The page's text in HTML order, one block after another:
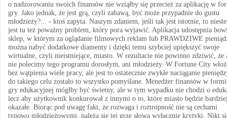
o nadzorowaniu swoich finansów nie wziąłby się przecież za aplikację w
gry. Jako jednak, że jest grą, czyli zabawą, być może przypadnie do gustu
młodzieży?... - ktoś zapyta. Naszym zdaniem, jeśli tak jest istotnie, to
jest tu też poważny problem, który pora wyjawić. Aplikacja udostępnia
sklep, w którym za oglądanie filmowych reklam lub PRAWDZIWE
można nabyć dodatkowe diamenty i dzięki temu szybciej upiększyć swoje
wirtualne, czyli nieistniejące, miasto. W rezultacie nie powinno zdziwić, że
nie polecimy tego programu dorosłym, ani młodzieży. W Fortune City
bez wątpienia wiele pracy, ale jest to ostatecznie zwykłe naciąganie
do takiego celu zostało to wszystko pomyślane. Menedżer finansów w
gry edukacyjnej mógłby być świetny, ale w tym wypadku nie chodzi o
lecz aby użytkownik konkurował z innymi o to, które miasto będzie
okazałe. Biorąc pod uwagę fakt, że rozwaga i roztropność nie są cechami
typowo młodzieżowymi, należą się tej grze słowa wyłącznie krytyki. Nikt